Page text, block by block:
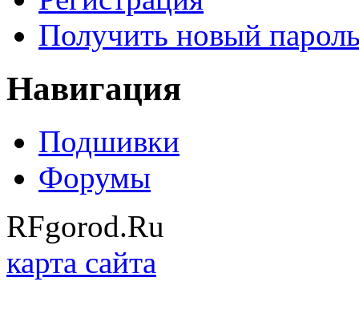
Получить новый
Навигация
Подшивки
Форумы
RFgorod.Ru
карта сайта